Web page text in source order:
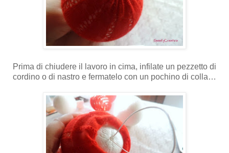
Prima di chiudere il lavoro in cima, infilate un pezzetto di
cordino o di nastro e fermatelo con un pochino di colla…